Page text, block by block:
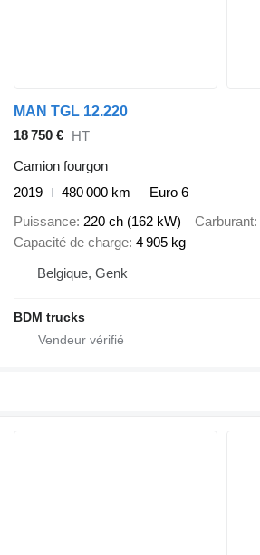
MAN TGL 12.220
18 750 €
HT
Camion fourgon
2019
480 000 km
Euro 6
Puissance 220 ch (162 kW) Carburant
Capacité de charge 4 905 kg
Belgique, Genk
BDM trucks